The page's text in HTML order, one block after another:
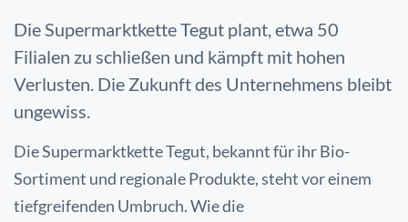
Die Supermarktkette Tegut plant, etwa 50
Filialen zu schließen und kämpft mit hohen
Verlusten. Die Zukunft des Unternehmens bleibt
ungewiss.
Die Supermarktkette Tegut, bekannt für ihr Bio-
Sortiment und regionale Produkte, steht vor einem
tiefgreifenden Umbruch. Wie die